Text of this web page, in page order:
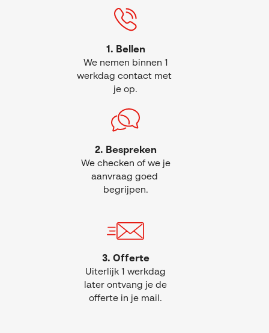
1. Bellen
We nemen binnen 1
werkdag contact met
je op.
2. Bespreken
We checken of we je
aanvraag goed
begrijpen.
3. Offerte
Uiterlijk 1 werkdag
later ontvang je de
offerte in je mail.